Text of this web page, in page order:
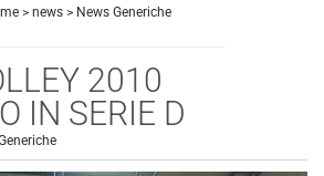
> news> News Generiche
2010
IN SERIE D